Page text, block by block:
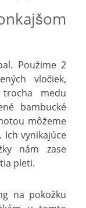
Použime 2
vločiek,
medu
bambucké
môžeme
Ich vynikajúce
nám zase
pleti.
na pokožku